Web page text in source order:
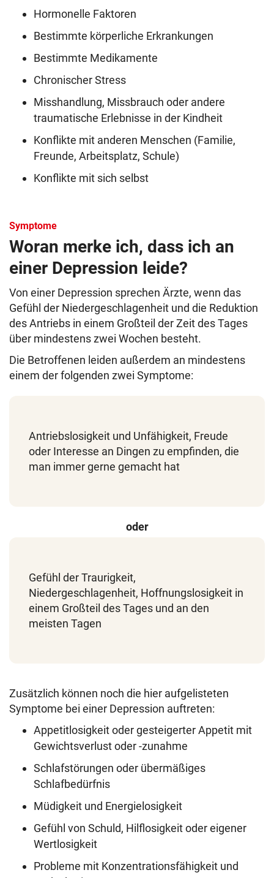
Hormonelle Faktoren
Bestimmte körperliche Erkrankungen
Bestimmte Medikamente
Chronischer Stress
Misshandlung, Missbrauch oder andere
traumatische Erlebnisse in der Kindheit
Konflikte mit anderen Menschen (Familie,
Freunde, Arbeitsplatz, Schule)
Konflikte mit sich selbst
Symptome
Woran merke ich, dass ich an
einer Depression leide?
Von einer Depression sprechen Ärzte, wenn das
Gefühl der Niedergeschlagenheit und die Reduktion
des Antriebs in einem Großteil der Zeit des Tages
über mindestens zwei Wochen besteht.
Die Betroffenen leiden außerdem an mindestens
einem der folgenden zwei Symptome:
Antriebslosigkeit und Unfähigkeit, Freude
oder Interesse an Dingen zu empfinden, die
man immer gerne gemacht hat
oder
Gefühl der Traurigkeit,
Niedergeschlagenheit, Hoffnungslosigkeit in
einem Großteil des Tages und an den
meisten Tagen
Zusätzlich können noch die hier aufgelisteten
Symptome bei einer Depression auftreten:
Appetitlosigkeit oder gesteigerter Appetit mit
Gewichtsverlust oder -zunahme
Schlafstörungen oder übermäßiges
Schlafbedürfnis
Müdigkeit und Energielosigkeit
Gefühl von Schuld, Hilflosigkeit oder eigener
Wertlosigkeit
Probleme mit Konzentrationsfähigkeit und